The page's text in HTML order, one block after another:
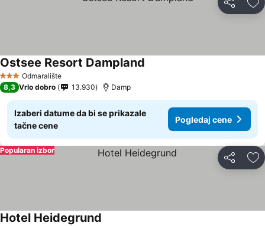
Deli
3 ZvezdiceOdmaralište
Ostsee Resort Dampland
8,3 Vrlo dobro 13.930 Damp
Izaberi datume da bi se prikazale
tačne cene
Pogledaj cene
Deli
Popularan izbor
Hotel Heidegrund